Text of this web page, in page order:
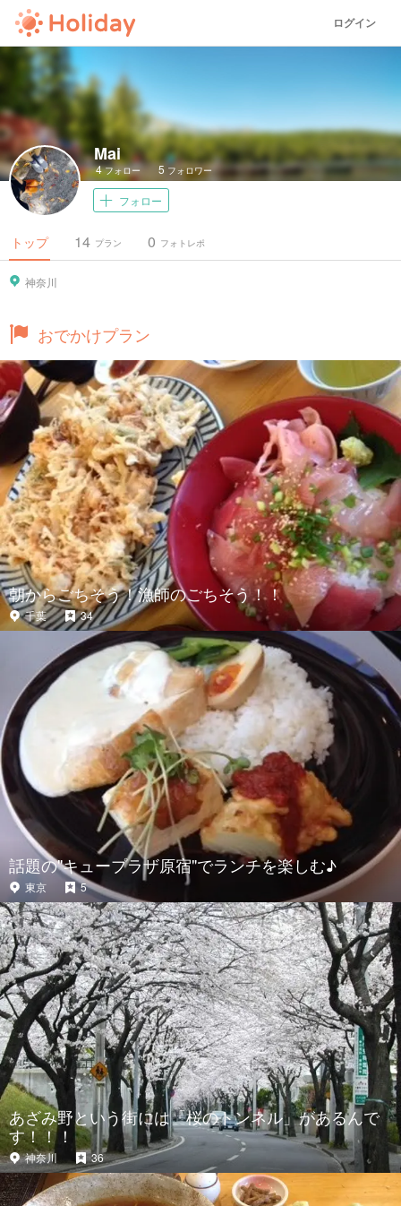
ログイン
Mai
4フォロー 5 フォロワー
フォロー
トップ プラン
14 フォトレポ
0
神奈川
おでかけプラン
朝からごちそう！漁師のごちそう！！
千葉 34
話題の"キュープラザ原宿"でランチを楽しむ♪
東京 5
あざみ野という街には「桜のトンネル」があるんで
す！！！
神奈川 36